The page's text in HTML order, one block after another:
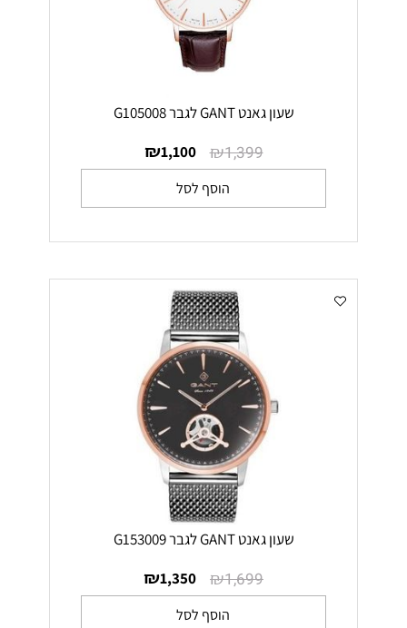
שעון גאנט GANT לגבר G105008
₪1,399
₪1,100
הוסף לסל
שעון גאנט GANT לגבר G153009
₪1,699
₪1,350
הוסף לסל